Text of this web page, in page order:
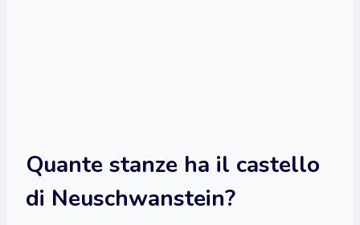
Quante stanze ha il castello
di Neuschwanstein?